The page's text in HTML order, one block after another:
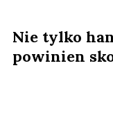
Nie tylko
powinien